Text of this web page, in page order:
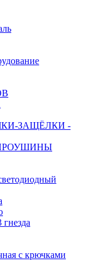
ЗАЩЁЛКИ -
с крючками